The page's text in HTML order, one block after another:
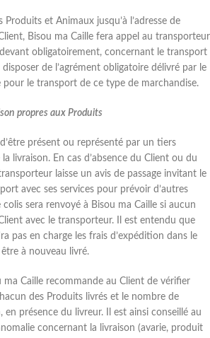
Produits et Animaux jusqu’à l’adresse de
Bisou ma Caille fera appel au transporteur
obligatoirement, concernant le transport
de l’agrément obligatoire délivré par le
pour le transport de ce type de marchandise.
propres aux Produits
d’être présent ou représenté par un tiers
livraison. En cas d’absence du Client ou du
laisse un avis de passage invitant le
avec ses services pour prévoir d’autres
sera renvoyé à Bisou ma Caille si aucun
avec le transporteur. Il est entendu que
pas en charge les frais d’expédition dans le
à nouveau livré.
ma Caille recommande au Client de vérifier
des Produits livrés et le nombre de
en présence du livreur. Il est ainsi conseillé au
concernant la livraison (avarie, produit